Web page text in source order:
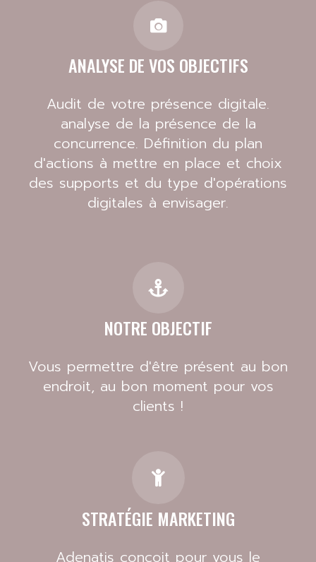
ANALYSE DE VOS OBJECTIFS
Audit de votre présence digitale.
analyse de la présence de la
concurrence. Définition du plan
d'actions à mettre en place et choix
des supports et du type d'opérations
digitales à envisager.
NOTRE OBJECTIF
Vous permettre d'être présent au bon
endroit, au bon moment pour vos
clients !
STRATÉGIE MARKETING
Adenatis conçoit pour vous le